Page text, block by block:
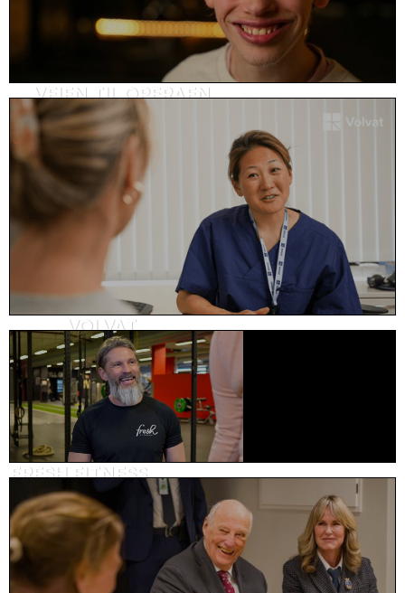
VEIEN TIL OPERAEN
Kundehistorie, helse og omsorg
VOLVAT
Holdningskampanje, helse
FRESH FITNESS
Reklame, trening